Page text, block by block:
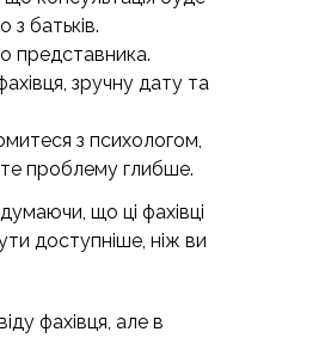
батьків.
представника.
зручну дату та
з психологом,
проблему глибше.
що ці фахівці
доступніше, ніж ви
фахівця, але в